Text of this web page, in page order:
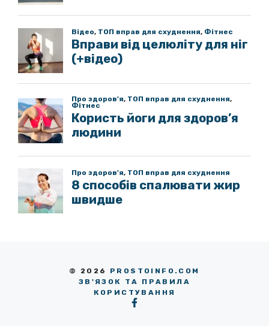
© 2026 PROSTOINFO.COM
ЗВ'ЯЗОК ТА ПРАВИЛА
КОРИСТУВАННЯ